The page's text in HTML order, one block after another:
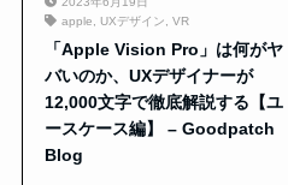
apple
UXデザイン VR
「Apple Vision Pro」は何がヤ
バいのか、UXデザイナーが
12,000文字で徹底解説する【ユ
ースケース編】 – Goodpatch
Blog